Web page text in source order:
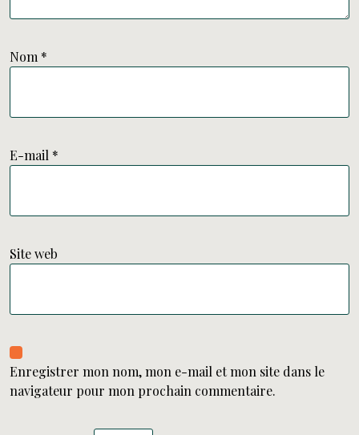
Nom *
E-mail *
Site web
Enregistrer mon nom, mon e-mail et mon site dans le
navigateur pour mon prochain commentaire.